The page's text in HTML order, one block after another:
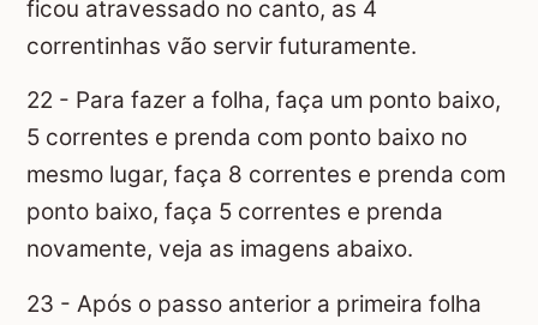
ficou atravessado no canto, as 4
correntinhas vão servir futuramente.
22 - Para fazer a folha, faça um ponto baixo,
5 correntes e prenda com ponto baixo no
mesmo lugar, faça 8 correntes e prenda com
ponto baixo, faça 5 correntes e prenda
novamente, veja as imagens abaixo.
23 - Após o passo anterior a primeira folha